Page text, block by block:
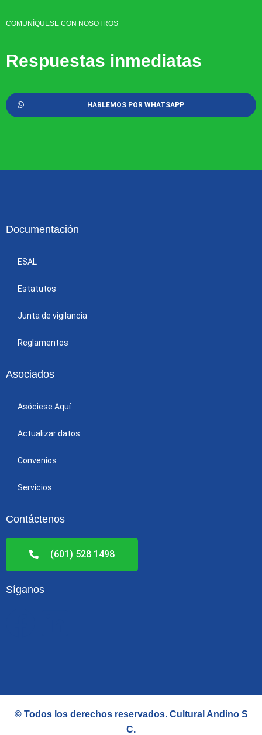
COMUNÍQUESE CON NOSOTROS
Respuestas inmediatas
HABLEMOS POR WHATSAPP
Documentación
ESAL
Estatutos
Junta de vigilancia
Reglamentos
Asociados
Asóciese Aquí
Actualizar datos
Convenios
Servicios
Contáctenos
(601) 528 1498
Síganos
e k
© Todos los derechos reservados. Cultural Andino S
C.